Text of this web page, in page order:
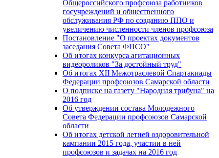
Общероссийского профсоюза работников
госучреждений и общественного
обслуживания РФ по созданию ППО и
увеличению численности членов профсоюза
Постановление "О проектах документов
заседания Совета ФПСО"
Об итогах конкурса агитационных
видеороликов "За достойный труд"
Об итогах XII Межотраслевой Спартакиады
Федерации профсоюзов Самарской области
О подписке на газету "Народная трибуна" на
2016 год
Об утверждении состава Молодежного
Совета Федерации профсоюзов Самарской
области
Об итогах детской летней оздоровительной
кампании 2015 года, участии в ней
профсоюзов и задачах на 2016 год